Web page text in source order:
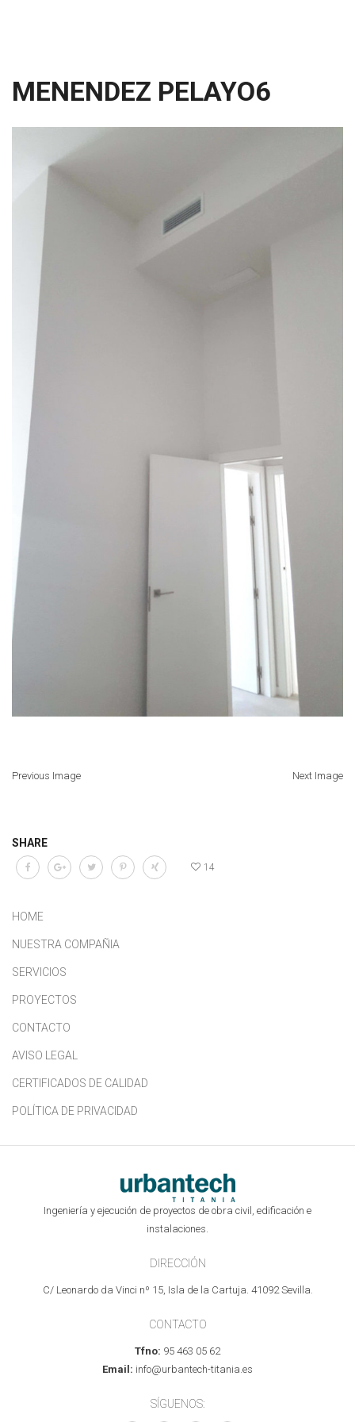
MENENDEZ PELAYO6
Previous Image Next Image
SHARE
14
HOME
NUESTRA COMPAÑIA
SERVICIOS
PROYECTOS
CONTACTO
AVISO LEGAL
CERTIFICADOS DE CALIDAD
POLÍTICA DE PRIVACIDAD
Ingeniería y ejecución de proyectos de obra civil, edificación e
instalaciones.
DIRECCIÓN
C/ Leonardo da Vinci nº 15, Isla de la Cartuja. 41092 Sevilla.
CONTACTO
Tfno: 95 463 05 62
Email: info@urbantech-titania.es
SÍGUENOS: